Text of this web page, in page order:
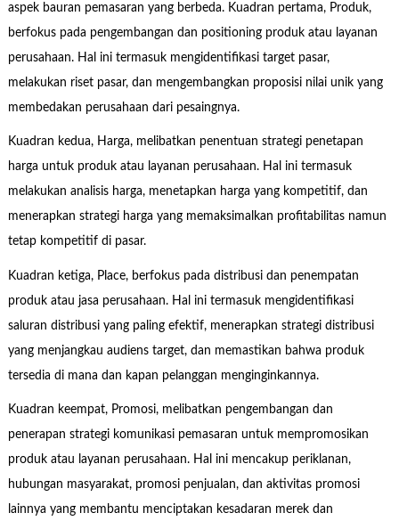
aspek bauran pemasaran yang berbeda. Kuadran pertama, Produk,
berfokus pada pengembangan dan positioning produk atau layanan
perusahaan. Hal ini termasuk mengidentifikasi target pasar,
melakukan riset pasar, dan mengembangkan proposisi nilai unik yang
membedakan perusahaan dari pesaingnya.
Kuadran kedua, Harga, melibatkan penentuan strategi penetapan
harga untuk produk atau layanan perusahaan. Hal ini termasuk
melakukan analisis harga, menetapkan harga yang kompetitif, dan
menerapkan strategi harga yang memaksimalkan profitabilitas namun
tetap kompetitif di pasar.
Kuadran ketiga, Place, berfokus pada distribusi dan penempatan
produk atau jasa perusahaan. Hal ini termasuk mengidentifikasi
saluran distribusi yang paling efektif, menerapkan strategi distribusi
yang menjangkau audiens target, dan memastikan bahwa produk
tersedia di mana dan kapan pelanggan menginginkannya.
Kuadran keempat, Promosi, melibatkan pengembangan dan
penerapan strategi komunikasi pemasaran untuk mempromosikan
produk atau layanan perusahaan. Hal ini mencakup periklanan,
hubungan masyarakat, promosi penjualan, dan aktivitas promosi
lainnya yang membantu menciptakan kesadaran merek dan